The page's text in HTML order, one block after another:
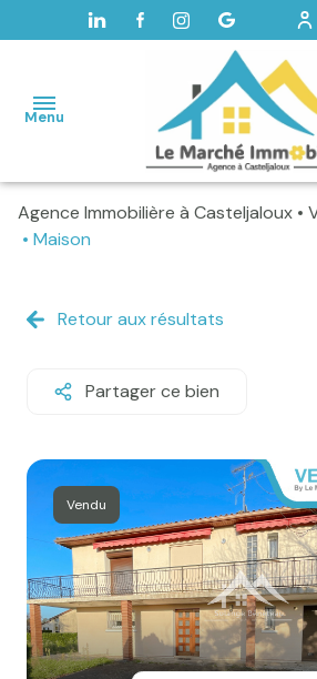
Menu
Accueil
Terrains
Home
e-mail
Actualités
Newsletter
Honoraires
Contact
Agence Immobilière à Casteljaloux
Maison
Retour aux résultats
Partager ce bien
Vendu